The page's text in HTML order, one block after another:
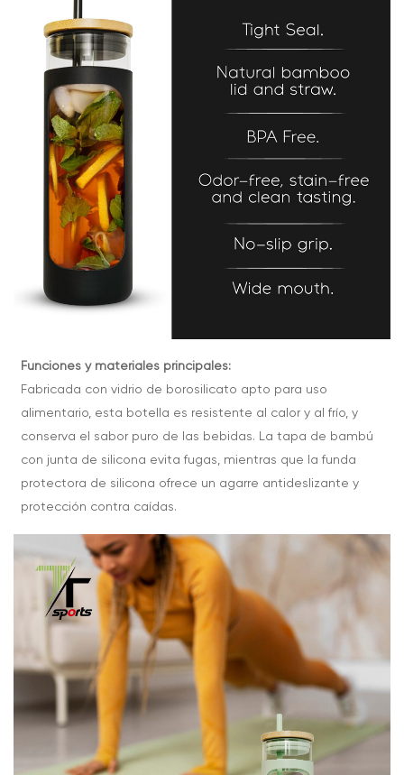
Funciones y materiales principales:
Fabricada con vidrio de borosilicato apto para uso
alimentario, esta botella es resistente al calor y al frío, y
conserva el sabor puro de las bebidas. La tapa de bambú
con junta de silicona evita fugas, mientras que la funda
protectora de silicona ofrece un agarre antideslizante y
protección contra caídas.